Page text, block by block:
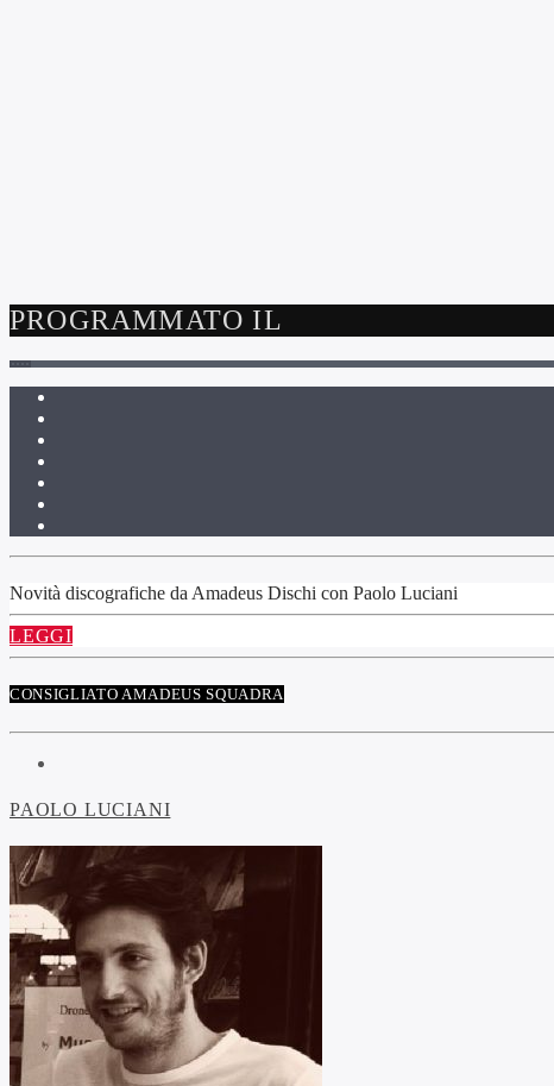
PROGRAMMATO IL
Novità discografiche da Amadeus Dischi con Paolo Luciani
LEGGI
CONSIGLIATO AMADEUS SQUADRA
PAOLO LUCIANI